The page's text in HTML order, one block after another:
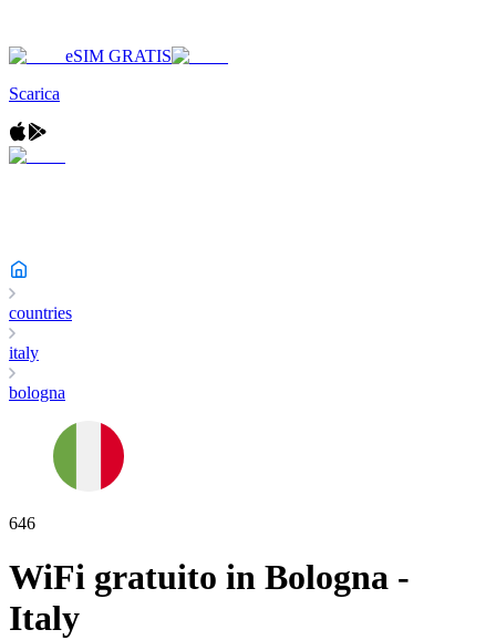
eSIM GRATIS
Scarica
countries
italy
bologna
646
WiFi gratuito in Bologna -
Italy